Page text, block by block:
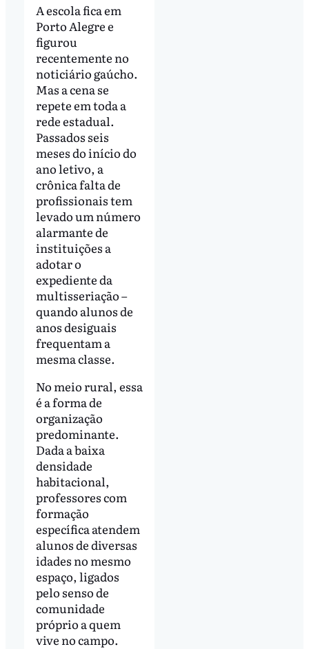
A escola fica em
Porto Alegre e
figurou
recentemente no
noticiário gaúcho.
Mas a cena se
repete em toda a
rede estadual.
Passados seis
meses do início do
ano letivo, a
crônica falta de
profissionais tem
levado um número
alarmante de
instituições a
adotar o
expediente da
multisseriação –
quando alunos de
anos desiguais
frequentam a
mesma classe.
No meio rural, essa
é a forma de
organização
predominante.
Dada a baixa
densidade
habitacional,
professores com
formação
específica atendem
alunos de diversas
idades no mesmo
espaço, ligados
pelo senso de
comunidade
próprio a quem
vive no campo.